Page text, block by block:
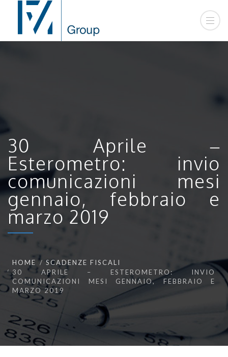
30 Aprile –
Esterometro: invio
comunicazioni mesi
gennaio, febbraio e
marzo 2019
HOME
SCADENZE FISCALI
30 APRILE – ESTEROMETRO: INVIO
COMUNICAZIONI MESI GENNAIO, FEBBRAIO E
MARZO 2019